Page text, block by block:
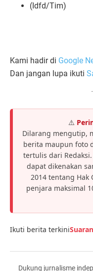
(Idfd/Tim)
Kami hadir di Google
Dan jangan lupa ikuti
⚠️
Dilarang mengutip,
berita maupun foto
tertulis dari
dapat dikenakan
2014 tentang Hak
penjara maksimal
Ikuti berita terkini
Dukung jurnalisme